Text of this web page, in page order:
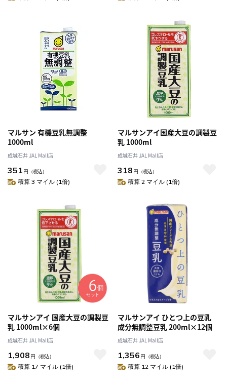
マルサン 有機豆乳無調整
1000ml
成城石井 JAL Mall店
351 円 （税込）
積算 3 マイル (1倍)
マルサンアイ国産大豆の調製豆
乳 1000ml
成城石井 JAL Mall店
318 円 （税込）
積算 2 マイル (1倍)
マルサンアイ 国産大豆の調製豆
乳 1000ml×6個
成城石井 JAL Mall店
1,908 円 （税込）
積算 17 マイル (1倍)
マルサンアイ ひとつ上の豆乳
成分無調整豆乳 200ml×12個
成城石井 JAL Mall店
1,356 円 （税込）
積算 12 マイル (1倍)